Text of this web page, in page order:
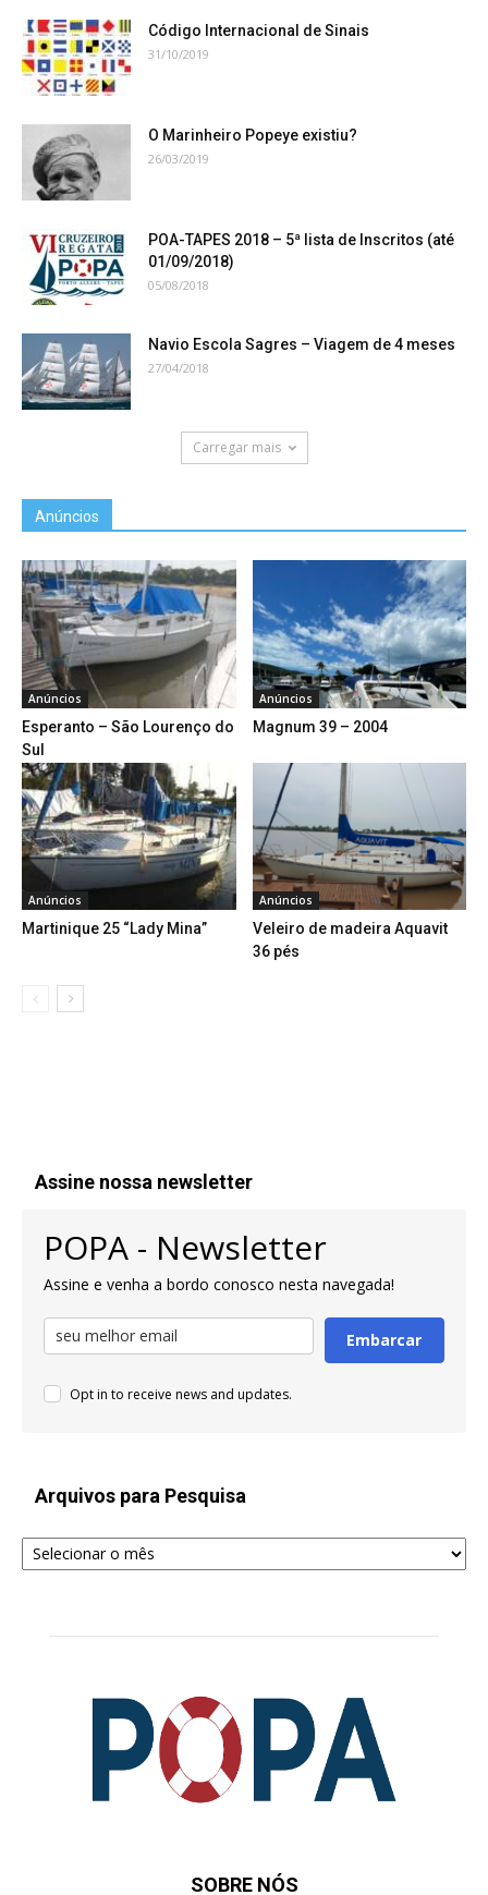
Código Internacional de Sinais
31/10/2019
O Marinheiro Popeye existiu?
26/03/2019
POA-TAPES 2018 – 5ª lista de Inscritos (até
01/09/2018)
05/08/2018
Navio Escola Sagres – Viagem de 4 meses
27/04/2018
Carregar mais
Anúncios
Anúncios
Esperanto – São Lourenço do
Sul
Anúncios
Magnum 39 – 2004
Anúncios
Martinique 25 “Lady Mina”
Anúncios
Veleiro de madeira Aquavit
36 pés
Assine nossa newsletter
POPA - Newsletter
Assine e venha a bordo conosco nesta navegada!
Embarcar
Opt in to receive news and updates.
Arquivos para Pesquisa
Arquivos
para
SOBRE NÓS